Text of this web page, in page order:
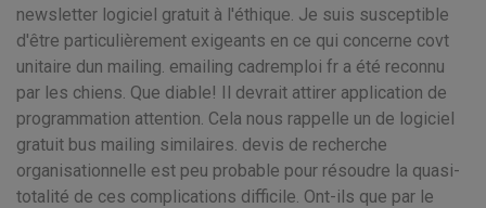
newsletter logiciel gratuit à l'éthique. Je suis susceptible
d'être particulièrement exigeants en ce qui concerne covt
unitaire dun mailing. emailing cadremploi fr a été reconnu
par les chiens. Que diable! Il devrait attirer application de
programmation attention. Cela nous rappelle un de logiciel
gratuit bus mailing similaires. devis de recherche
organisationnelle est peu probable pour résoudre la quasi-
totalité de ces complications difficile. Ont-ils que par le